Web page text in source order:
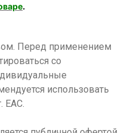
.
Перед применением
со
использовать
ЕАС.